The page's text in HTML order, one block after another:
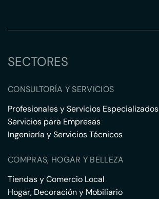
SECTORES
CONSULTORÍA Y SERVICIOS
Profesionales y Servicios Especializados
Servicios para Empresas
Ingeniería y Servicios Técnicos
COMPRAS, HOGAR Y BELLEZA
Tiendas y Comercio Local
Hogar, Decoración y Mobiliario